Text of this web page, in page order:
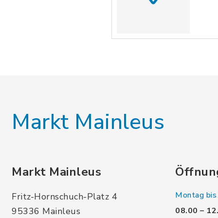
Markt Mainleus
Markt Mainleus
Fritz-Hornschuch-Platz 4
95336 Mainleus
Montag
08.00 –